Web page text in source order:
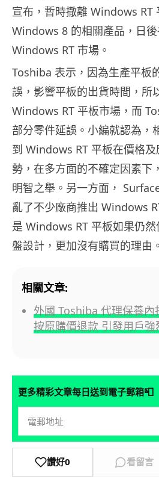
宣布，暫時撒離 Windows RT
Windows 8 的相關產品，日
Windows RT 市場。
Toshiba 表示，因為生產平板
誤，影響平板的出貨時間，所
Windows RT 平板市場，而
部分零件延誤。小編就認為，
到 Windows RT 平板在價格
勢，在多方面的不確定因素下
明智之舉。另一方面，
亂了不少廠商推出 Windows
是 Windows RT 平板如果仍
盤設計，更加沒有購買的理由。
相關文章:
外國 Toshiba 代理保養內
按原購價退款 引發用戶強
更多精彩文章每日送到電子郵箱📮
讚好0 看留言